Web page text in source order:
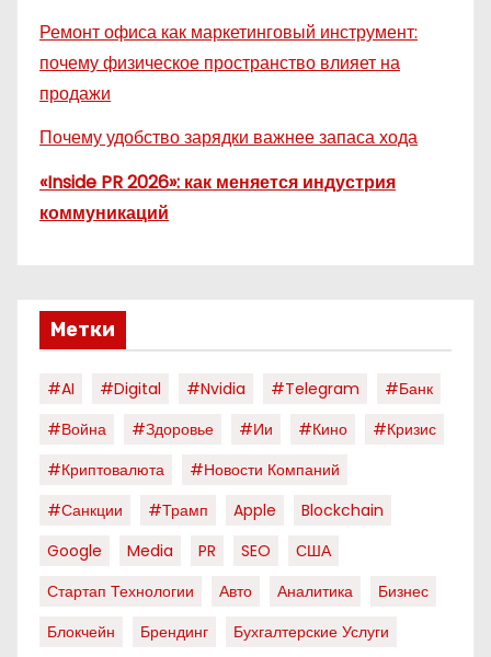
Ремонт офиса как маркетинговый инструмент:
почему физическое пространство влияет на
продажи
Почему удобство зарядки важнее запаса хода
«Inside PR 2026»: как меняется индустрия
коммуникаций
Метки
#AI #digital #nvidia #telegram
#банк
#война
#здоровье #ии #кино
#кризис
#криптовалюта
#новости Компаний
#санкции
#трамп Apple
Blockchain
Google
Media PR SEO
США
Стартап Технологии
Авто Аналитика
Бизнес
Блокчейн
Брендинг
Бухгалтерские Услуги